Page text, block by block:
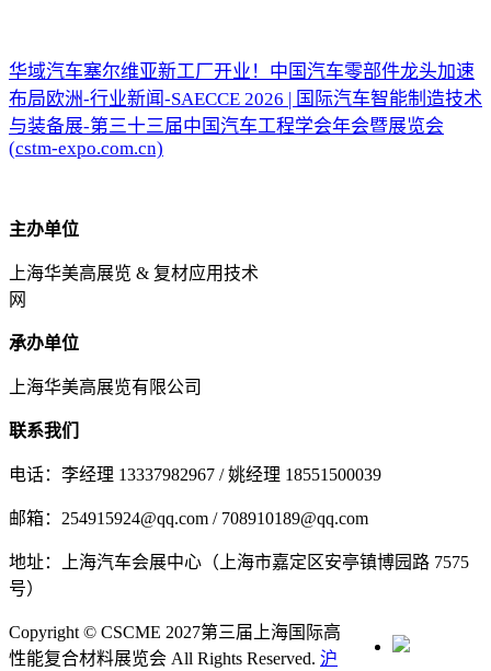
华域汽车塞尔维亚新工厂开业！中国汽车零部件龙头加速
布局欧洲-行业新闻-SAECCE 2026 | 国际汽车智能制造技术
与装备展-第三十三届中国汽车工程学会年会暨展览会
(cstm-expo.com.cn)
主办单位
上海华美高展览 & 复材应用技术
网
承办单位
上海华美高展览有限公司
联系我们
电话：李经理 13337982967 / 姚经理 18551500039
邮箱：254915924@qq.com / 708910189@qq.com
地址：上海汽车会展中心（上海市嘉定区安亭镇博园路 7575
号）
Copyright © CSCME 2027第三届上海国际高
性能复合材料展览会 All Rights Reserved. 沪